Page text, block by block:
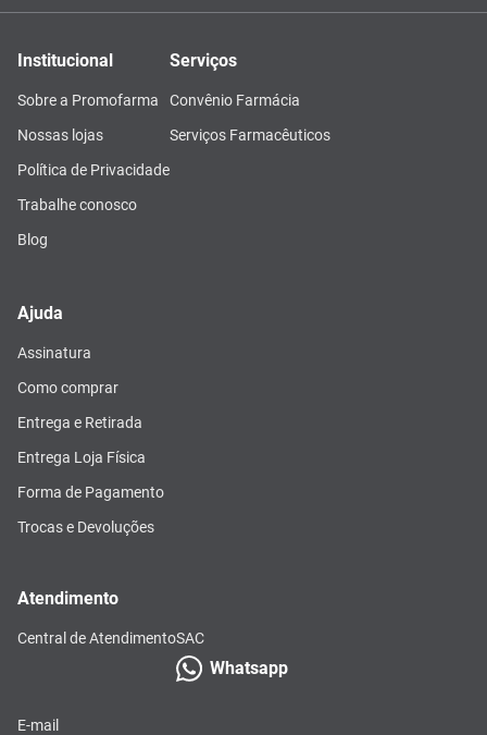
Institucional
Sobre a Promofarma
Nossas lojas
Política de Privacidade
Trabalhe conosco
Blog
Serviços
Convênio Farmácia
Serviços Farmacêuticos
Ajuda
Assinatura
Como comprar
Entrega e Retirada
Entrega Loja Física
Forma de Pagamento
Trocas e Devoluções
Atendimento
Central de AtendimentoSAC
Whatsapp
E-mail